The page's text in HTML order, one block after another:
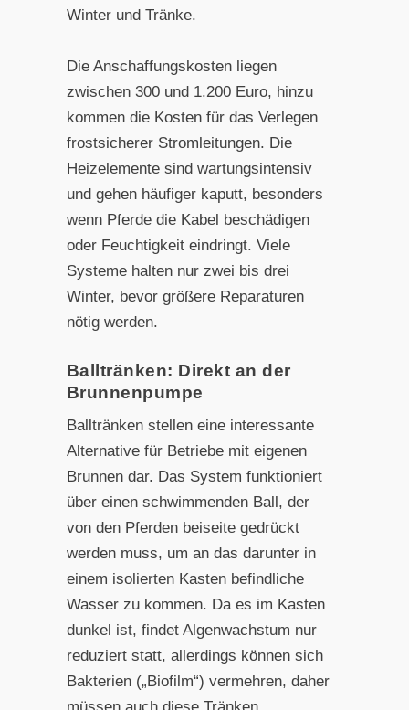
Winter und Tränke.
Die Anschaffungskosten liegen
zwischen 300 und 1.200 Euro, hinzu
kommen die Kosten für das Verlegen
frostsicherer Stromleitungen. Die
Heizelemente sind wartungsintensiv
und gehen häufiger kaputt, besonders
wenn Pferde die Kabel beschädigen
oder Feuchtigkeit eindringt. Viele
Systeme halten nur zwei bis drei
Winter, bevor größere Reparaturen
nötig werden.
Balltränken: Direkt an der
Brunnenpumpe
Balltränken stellen eine interessante
Alternative für Betriebe mit eigenen
Brunnen dar. Das System funktioniert
über einen schwimmenden Ball, der
von den Pferden beiseite gedrückt
werden muss, um an das darunter in
einem isolierten Kasten befindliche
Wasser zu kommen. Da es im Kasten
dunkel ist, findet Algenwachstum nur
reduziert statt, allerdings können sich
Bakterien („Biofilm“) vermehren, daher